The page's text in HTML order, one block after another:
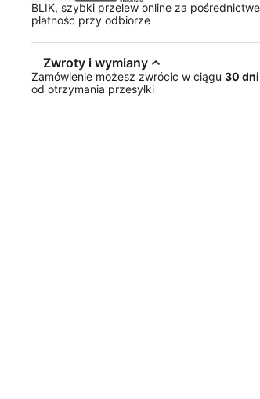
BLIK, szybki przelew online za
płatnośc przy odbiorze
Zwroty i wymiany
Zamówienie możesz zwrócic w ciągu 30 dni
od otrzymania przesyłki